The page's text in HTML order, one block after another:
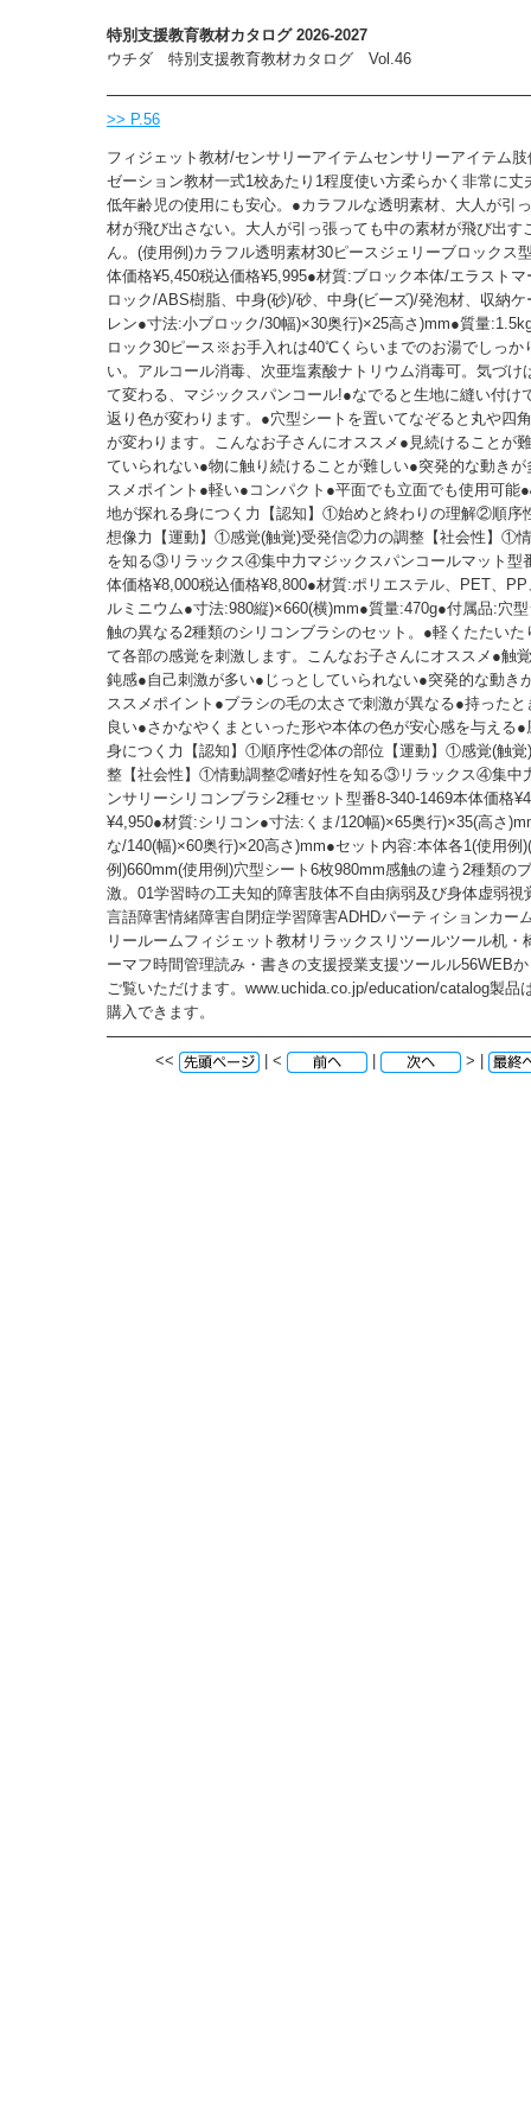
特別支援教育教材カタログ 2026-2027
ウチダ 特別支援教育教材カタログ Vol.46
>> P.56
フィジェット教材/センサリーアイテムセンサリーアイテム
ゼーション教材一式1校あたり1程度使い方柔らかく非常に丈
低年齢児の使用にも安心。●カラフルな透明素材、大人が引
材が飛び出さない。大人が引っ張っても中の素材が飛び出す
ん。(使用例)カラフル透明素材30ピースジェリーブロックス
体価格¥5,450税込価格¥5,995●材質:ブロック本体/エラスト
ロック/ABS樹脂、中身(砂)/砂、中身(ビーズ)/発泡材、収納
レン●寸法:小ブロック/30幅)×30奥行)×25高さ)mm●質量
ロック30ピース※お手入れは40℃くらいまでのお湯でしっか
い。アルコール消毒、次亜塩素酸ナトリウム消毒可。気づけ
て変わる、マジックスパンコール!●なでると生地に縫い付け
返り色が変わります。●穴型シートを置いてなぞると丸や四
が変わります。こんなお子さんにオススメ●見続けることが
ていられない●物に触り続けることが難しい●突発的な動きが
スメポイント●軽い●コンパクト●平面でも立面でも使用可能
地が探れる身につく力【認知】①始めと終わりの理解②順
想像力【運動】①感覚(触覚)受発信②力の調整【社会性】①
を知る③リラックス④集中力マジックスパンコールマット型
体価格¥8,000税込価格¥8,800●材質:ポリエステル、PET、
ルミニウム●寸法:980縦)×660(横)mm●質量:470g●付属品:穴
触の異なる2種類のシリコンブラシのセット。●軽くたたいた
て各部の感覚を刺激します。こんなお子さんにオススメ●触
鈍感●自己刺激が多い●じっとしていられない●突発的な動き
ススメポイント●ブラシの毛の太さで刺激が異なる●持った
良い●さかなやくまといった形や本体の色が安心感を与える
身につく力【認知】①順序性②体の部位【運動】①感覚(触
整【社会性】①情動調整②嗜好性を知る③リラックス④集中
ンサリーシリコンブラシ2種セット型番8-340-1469本体価格
¥4,950●材質:シリコン●寸法:くま/120幅)×65奥行)×35(高さ
な/140(幅)×60奥行)×20高さ)mm●セット内容:本体各1(使用例
例)660mm(使用例)穴型シート6枚980mm感触の違う2種類の
激。01学習時の工夫知的障害肢体不自由病弱及び身体虚弱視
言語障害情緒障害自閉症学習障害ADHDパーティションカー
リールームフィジェット教材リラックスリツールツール机・
ーマフ時間管理読み・書きの支援授業支援ツールル56WEB
ご覧いただけます。www.uchida.co.jp/education/catalog製品
購入できます。
<< | < | > |